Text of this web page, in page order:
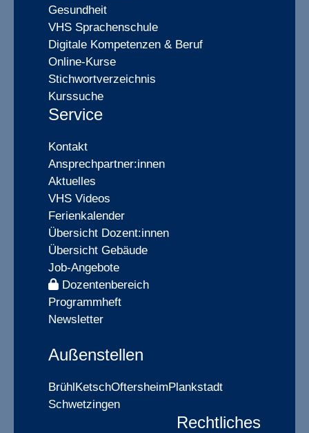
Gesundheit
VHS Sprachenschule
Digitale Kompetenzen & Beruf
Online-Kurse
Stichwortverzeichnis
Kurssuche
Service
Kontakt
Ansprechpartner:innen
Aktuelles
VHS Videos
Ferienkalender
Übersicht Dozent:innen
Übersicht Gebäude
Job-Angebote
Dozentenbereich
Programmheft
Newsletter
Außenstellen
BrühlKetschOftersheimPlankstadt
Schwetzingen
Rechtliches